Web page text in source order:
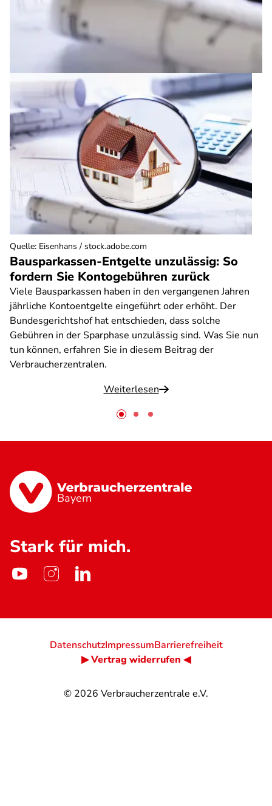
Bausparkassen-Entgelte unzulässig: So
fordern Sie Kontogebühren zurück
Viele Bausparkassen haben in den vergangenen Jahren
jährliche Kontoentgelte eingeführt oder erhöht. Der
Bundesgerichtshof hat entschieden, dass solche
Gebühren in der Sparphase unzulässig sind. Was Sie nun
tun können, erfahren Sie in diesem Beitrag der
Verbraucherzentralen.
Weiterlesen
Quelle: Eisenhans / stock.adobe.com
Bayern
Stark für mich.
© 2026 Verbraucherzentrale e.V.
DatenschutzImpressumBarrierefreiheit
▶ Vertrag widerrufen ◀